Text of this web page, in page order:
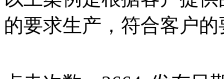
的要求生产，符合客户的